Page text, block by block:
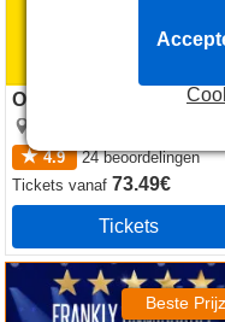
Operation Mincemeat
4.9
24beoordelingen
Ticketsvanaf 73.49€
Tickets
Beste
Sinatra the Musical